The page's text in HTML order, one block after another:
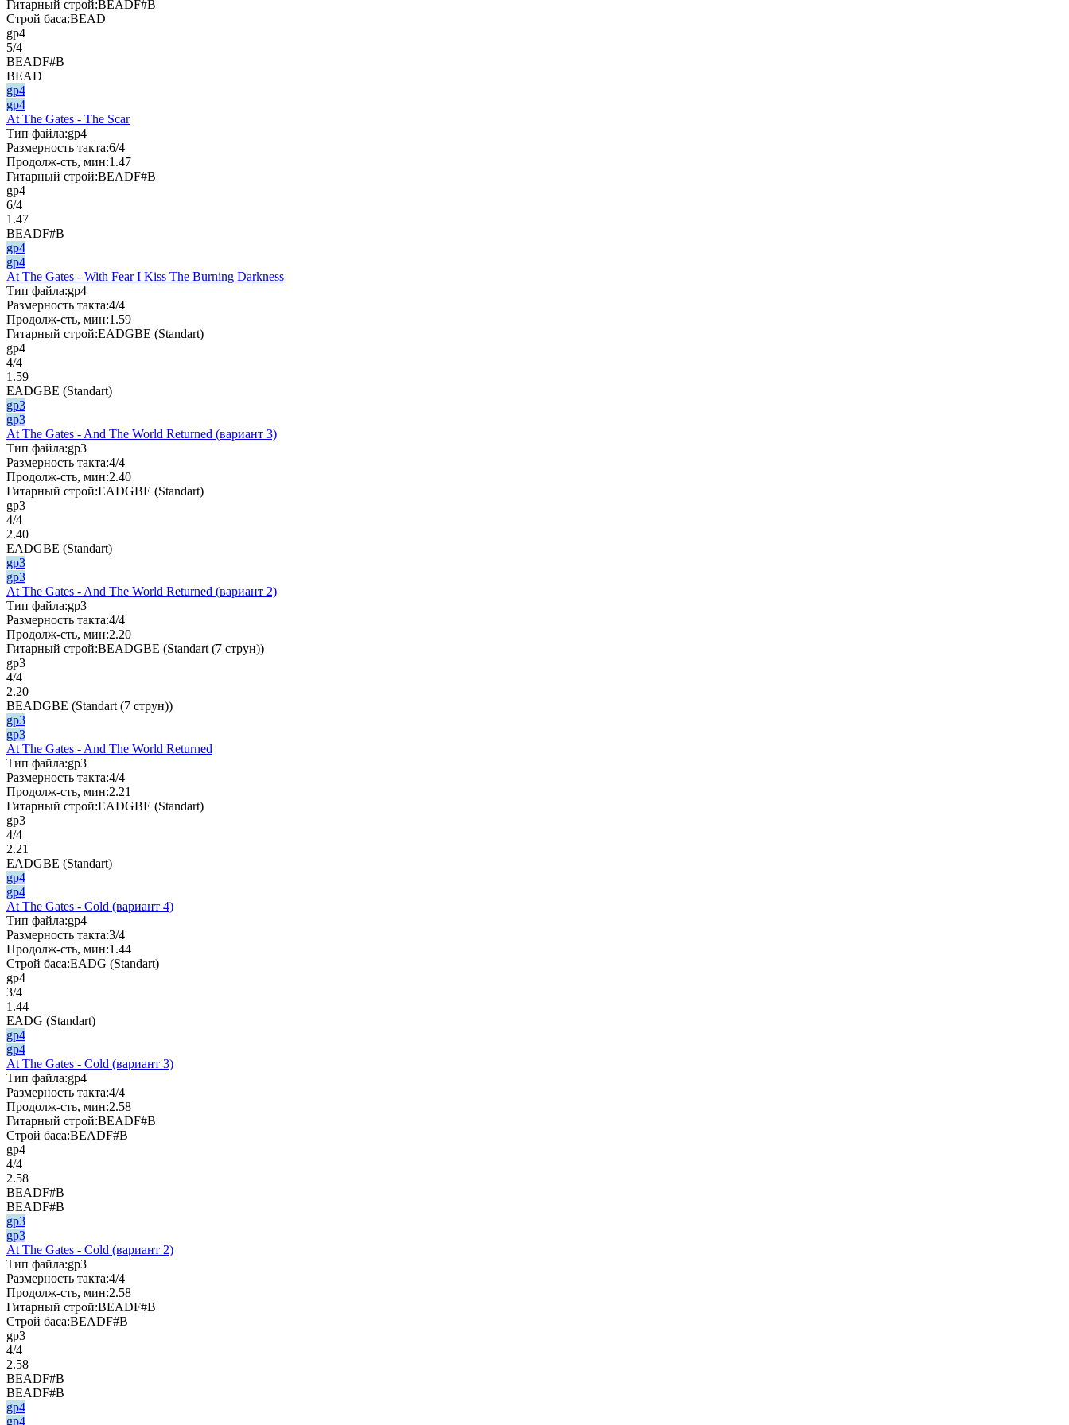
Гитарный строй:BEADF#B
Строй баса:BEAD
gp4
5/4
BEADF#B
BEAD
gp4
gp4
At The Gates - The Scar
Тип файла:gp4
Размерность такта:6/4
Продолж-сть, мин:1.47
Гитарный строй:BEADF#B
gp4
6/4
1.47
BEADF#B
gp4
gp4
At The Gates - With Fear I Kiss The Burning Darkness
Тип файла:gp4
Размерность такта:4/4
Продолж-сть, мин:1.59
Гитарный строй:EADGBE (Standart)
gp4
4/4
1.59
EADGBE (Standart)
gp3
gp3
At The Gates - And The World Returned (вариант 3)
Тип файла:gp3
Размерность такта:4/4
Продолж-сть, мин:2.40
Гитарный строй:EADGBE (Standart)
gp3
4/4
2.40
EADGBE (Standart)
gp3
gp3
At The Gates - And The World Returned (вариант 2)
Тип файла:gp3
Размерность такта:4/4
Продолж-сть, мин:2.20
Гитарный строй:BEADGBE (Standart (7 струн))
gp3
4/4
2.20
BEADGBE (Standart (7 струн))
gp3
gp3
At The Gates - And The World Returned
Тип файла:gp3
Размерность такта:4/4
Продолж-сть, мин:2.21
Гитарный строй:EADGBE (Standart)
gp3
4/4
2.21
EADGBE (Standart)
gp4
gp4
At The Gates - Cold (вариант 4)
Тип файла:gp4
Размерность такта:3/4
Продолж-сть, мин:1.44
Строй баса:EADG (Standart)
gp4
3/4
1.44
EADG (Standart)
gp4
gp4
At The Gates - Cold (вариант 3)
Тип файла:gp4
Размерность такта:4/4
Продолж-сть, мин:2.58
Гитарный строй:BEADF#B
Строй баса:BEADF#B
gp4
4/4
2.58
BEADF#B
BEADF#B
gp3
gp3
At The Gates - Cold (вариант 2)
Тип файла:gp3
Размерность такта:4/4
Продолж-сть, мин:2.58
Гитарный строй:BEADF#B
Строй баса:BEADF#B
gp3
4/4
2.58
BEADF#B
BEADF#B
gp4
gp4